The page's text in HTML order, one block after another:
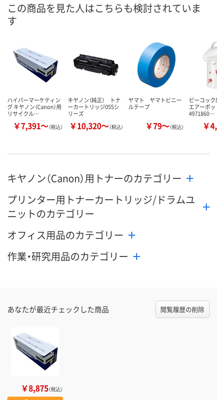
お届け日
カゴへ カゴへ カ
この商品を見た人はこちらも検討されていま
す
ハイパーマーケティン
グ キヤノン（Canon）用
リサイクル…
￥7,391～（税込）
キヤノン（純正） トナ
ーカートリッジ055シ
リーズ
￥10,320～（税込）
ヤマト ヤマトビニー
ルテープ
￥79～（税込）
ピーコッ
エアーポッ
4971860…
￥
キヤノン（Canon）用トナーのカテゴリー
プリンター用トナーカートリッジ/ドラムユ
ニットのカテゴリー
オフィス用品のカテゴリー
作業・研究用品のカテゴリー
あなたが最近チェックした商品 閲覧履歴の削除
￥8,875（税込）